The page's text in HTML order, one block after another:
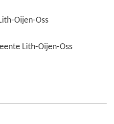
Oijen-Oss
Lith-Oijen-Oss